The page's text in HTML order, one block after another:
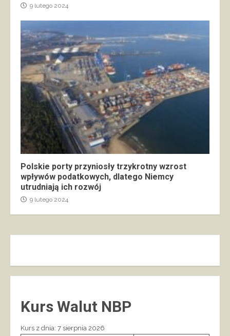
9 lutego 2024
Polskie porty przyniosły trzykrotny wzrost
wpływów podatkowych, dlatego Niemcy
utrudniają ich rozwój
9 lutego 2024
Kurs Walut NBP
Kurs z dnia: 7 sierpnia 2026